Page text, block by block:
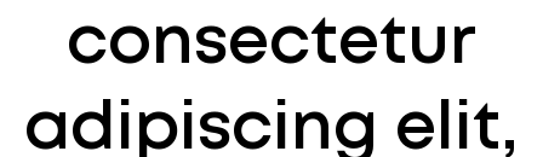
consectetur
adipiscing elit,